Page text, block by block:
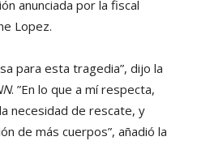
anunciada por la fiscal
Lopez.
para esta tragedia”, dijo la
. ”En lo que a mí respecta,
necesidad de rescate, y
de más cuerpos”, añadió la